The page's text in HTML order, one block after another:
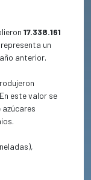
17.338.161
un
anterior.
este valor se
azúcares